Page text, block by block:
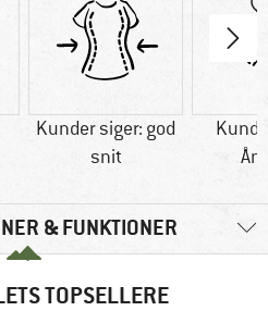
Kunder siger: god
snit
& FUNKTIONER
TOPSELLERE